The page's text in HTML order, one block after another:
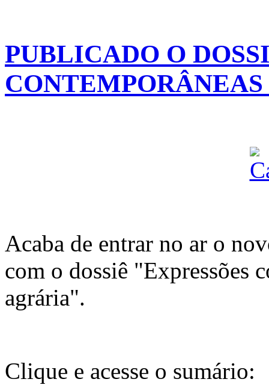
PUBLICADO O
Acaba de entrar no ar o
com o dossiê "Expressões
agrária".
Clique e acesse o sumário: